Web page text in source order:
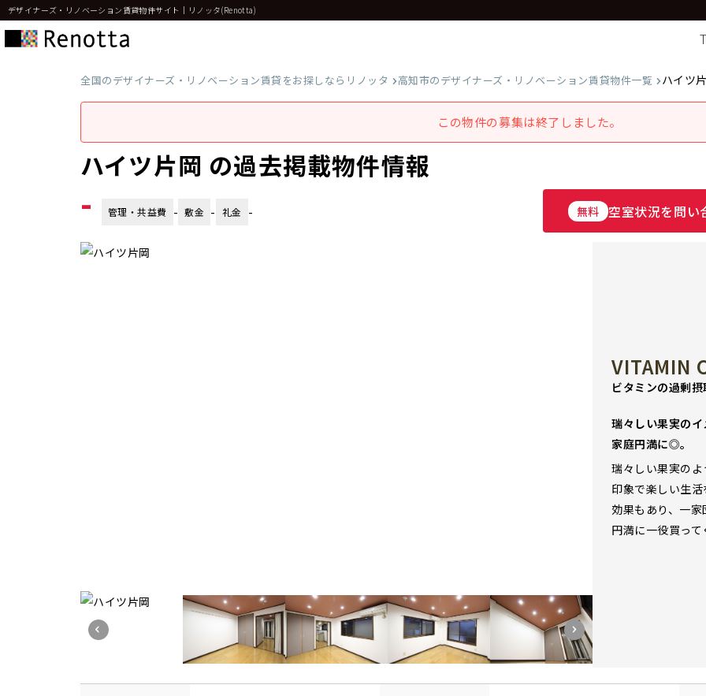
デザイナーズ・リノベーション賃貸物件サイト｜リノッタ(Renotta)
全国のデザイナーズ・リノベーション賃貸をお探しならリノッタ 高知市のデザイナーズ・リノベーション賃貸物件一覧 ハイツ
この物件の募集は終了しました。
ハイツ片岡 の過去掲載物件情報
- 管理・共益費 - 敷金 - 礼金 - 無料 空室状況を問い
VITAMIN
ビタミンの過剰
瑞々しい果実のイ
家庭円満に◎。
瑞々しい果実の
印象で楽しい生
効果もあり、一
円満に一役買って